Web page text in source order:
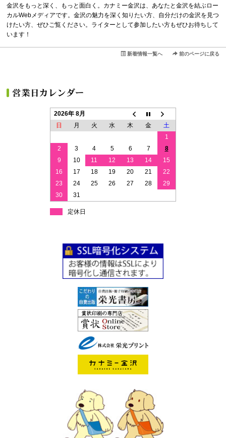
金沢をもっと深く、もっと面白く。カナミー金沢は、あなたと金沢を結ぶロー
カルWebメディアです。金沢の魅力を深く知りたい方、自分だけの金沢を見つ
けたい方、ぜひご覧ください。ライターとして参加したい方もぜひお待ちして
います！
新着情報一覧へ 前のページに戻る
2026年 8月
日
月 火 水 木 金
土
1
2
3 4 5 6 7
8
9
10 11 12 13 14
15
16
17 18 19 20 21
22
23
24 25 26 27 28
29
30
31
定休日